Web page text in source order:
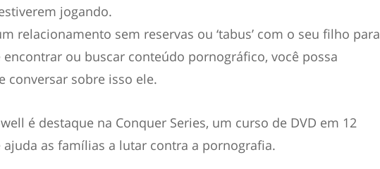
jogando.
relacionamento sem reservas ou ‘tabus’ com o seu filho para
encontrar ou buscar conteúdo pornográfico, você possa
conversar sobre isso ele.
é destaque na Conquer Series, um curso de DVD em 12
ajuda as famílias a lutar contra a pornografia.